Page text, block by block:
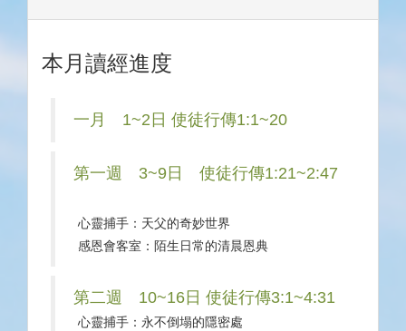
本月讀經進度
一月 1~2日 使徒行傳1:1~20
第一週 3~9日 使徒行傳1:21~2:47
心靈捕手：天父的奇妙世界
感恩會客室：陌生日常的清晨恩典
第二週 10~16日 使徒行傳3:1~4:31
心靈捕手：永不倒塌的隱密處